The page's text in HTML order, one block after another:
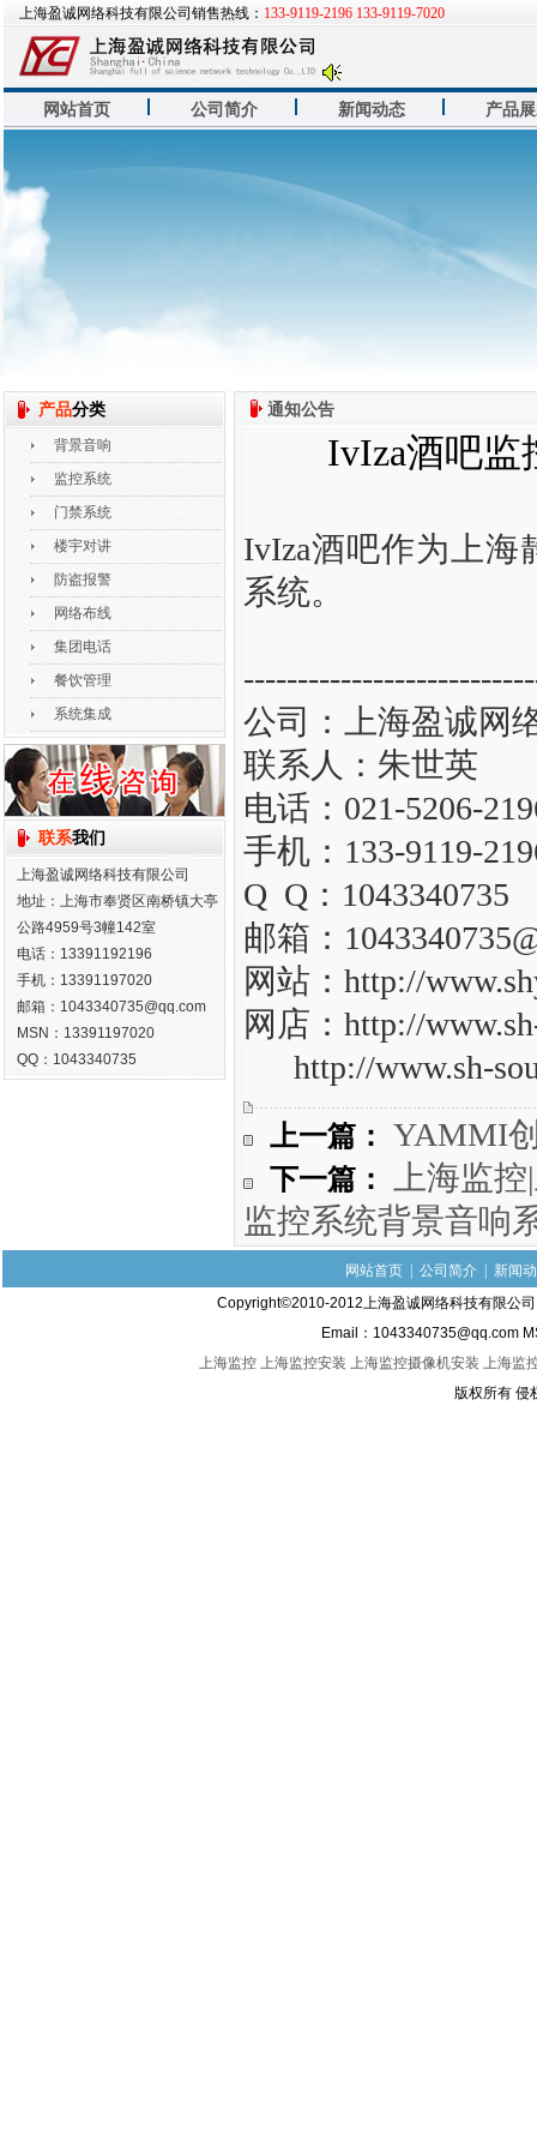
上海盈诚网络科技有限公司销售热线： 133-9119-2196 133-9119-7020
网站首页 公司简介 新闻动态 产品
通知公告
IvIza酒吧监
IvIza酒吧作为上
系统。
公司：上海盈诚网
联系人：朱世英
电话：021-5206-
手机：133-9119-
Q Q：1043340735
邮箱：
网站：http://
网店：http://
http://www.sh-
上一篇： YAMMI
下一篇：
上海监
监控系统背景音响
产品分类
背景音响
监控系统
门禁系统
楼宇对讲
防盗报警
网络布线
集团电话
餐饮管理
系统集成
联系我们
上海盈诚网络科技有限公司
地址：上海市奉贤区南桥镇大亭
公路4959号3幢142室
电话：13391192196
手机：13391197020
邮箱：1043340735@qq.com
MSN：13391197020
QQ：1043340735
网站首页 公司简介
新闻
Copyright©2010-2012上海盈诚网络科技有限公
Email：1043340735@qq.com
上海监控 上海监控安装 上海监控摄像机安装 上海监
版权所有